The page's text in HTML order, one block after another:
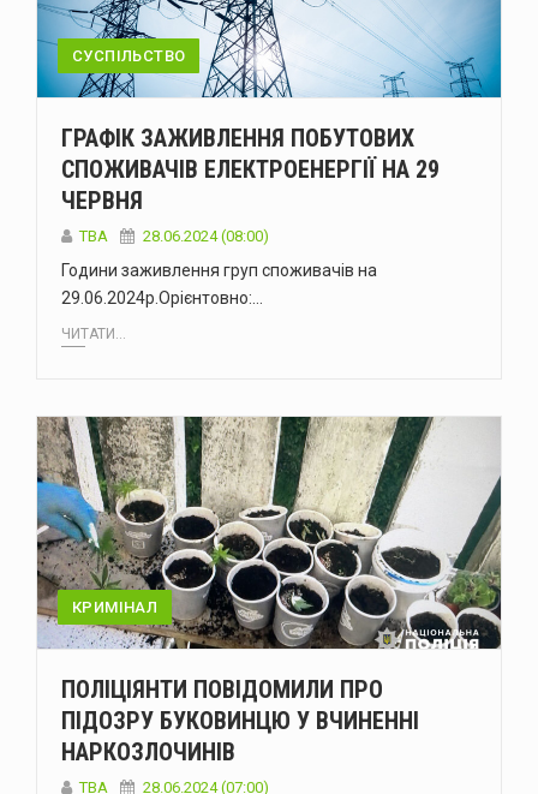
СУСПІЛЬСТВО
ГРАФІК ЗАЖИВЛЕННЯ ПОБУТОВИХ
СПОЖИВАЧІВ ЕЛЕКТРОЕНЕРГІЇ НА 29
ЧЕРВНЯ
ТВА 28.06.2024 (08:00)
Години заживлення груп споживачів на
29.06.2024р.Орієнтовно:…
ЧИТАТИ...
КРИМІНАЛ
ПОЛІЦІЯНТИ ПОВІДОМИЛИ ПРО
ПІДОЗРУ БУКОВИНЦЮ У ВЧИНЕННІ
НАРКОЗЛОЧИНІВ
ТВА 28.06.2024 (07:00)